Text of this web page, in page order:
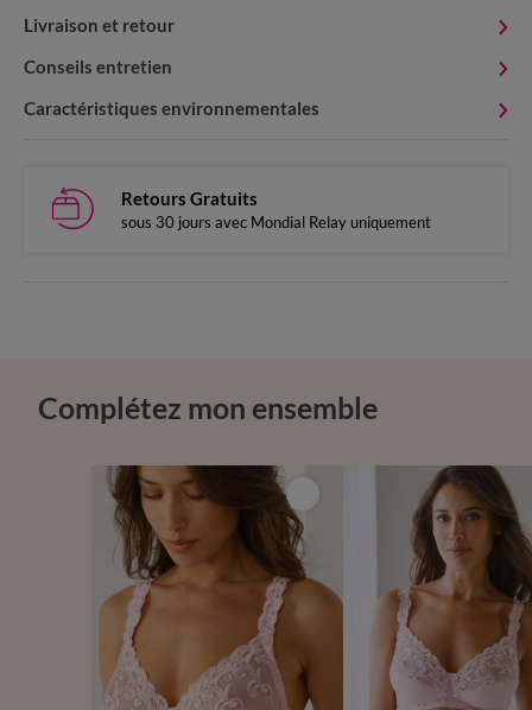
Livraison et retour
Conseils entretien
Caractéristiques environnementales
Retours Gratuits
sous 30 jours avec Mondial Relay uniquement
Complétez mon ensemble